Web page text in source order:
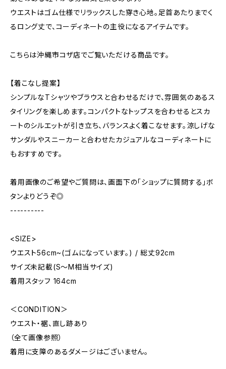
ウエストはゴム仕様でリラックスした穿き心地。足首あたりまでく
るロング丈で、コーディネートの主役になるアイテムです。
こちらは沖縄市コザ店でご覧いただける商品です。
【着こなし提案】
シンプルなTシャツやブラウスと合わせるだけで、雰囲気のあるス
タイリングを楽しめます。コンパクトなトップスを合わせるとスカ
ートのシルエットが引き立ち、バランスよく着こなせます。涼しげな
サンダルやスニーカーと合わせたカジュアルなコーディネートに
もおすすめです。
着用画像のご希望やご質問は、画面下の「ショップに質問する」ボ
タンよりどうぞ◎
----------
<SIZE>
ウエスト56cm~(ゴムになっています。) / 総丈92cm
サイズ未記載(S～M相当サイズ)
着用スタッフ 164cm
＜CONDITION＞
ウエスト・裾、直し跡あり
（全て画像参照）
着用に支障のあるダメージはございません。